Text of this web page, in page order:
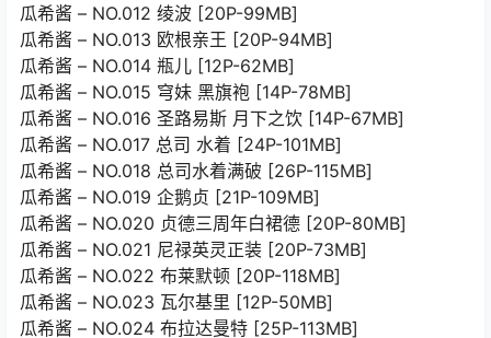
瓜希酱 – NO.012 绫波 [20P-99MB]
瓜希酱 – NO.013 欧根亲王 [20P-94MB]
瓜希酱 – NO.014 瓶儿 [12P-62MB]
瓜希酱 – NO.015 穹妹 黑旗袍 [14P-78MB]
瓜希酱 – NO.016 圣路易斯 月下之饮 [14P-67MB]
瓜希酱 – NO.017 总司 水着 [24P-101MB]
瓜希酱 – NO.018 总司水着满破 [26P-115MB]
瓜希酱 – NO.019 企鹅贞 [21P-109MB]
瓜希酱 – NO.020 贞德三周年白裙德 [20P-80MB]
瓜希酱 – NO.021 尼禄英灵正装 [20P-73MB]
瓜希酱 – NO.022 布莱默顿 [20P-118MB]
瓜希酱 – NO.023 瓦尔基里 [12P-50MB]
瓜希酱 – NO.024 布拉达曼特 [25P-113MB]